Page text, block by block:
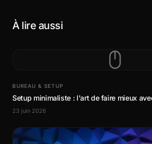
À lire aussi
BUREAU & SETUP
Setup minimaliste : l'art de faire mieux
23 juin 2026